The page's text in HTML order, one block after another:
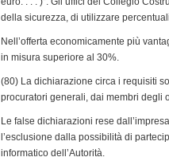
della sicurezza, di utilizzare
Nell’offerta economicamente più
in misura superiore al 30%.
(80) La dichiarazione circa i requisiti
procuratori generali, dai membri degli
Le false dichiarazioni rese
l’esclusione dalla possibilità di
informatico dell’Autorità.